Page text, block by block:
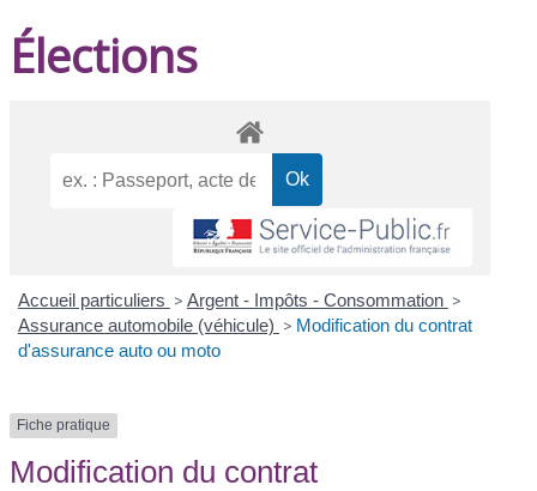
Élections
Accueil particuliers > Argent - Impôts - Consommation >
Assurance automobile (véhicule) > Modification du contrat
d'assurance auto ou moto
Fiche pratique
Modification du contrat